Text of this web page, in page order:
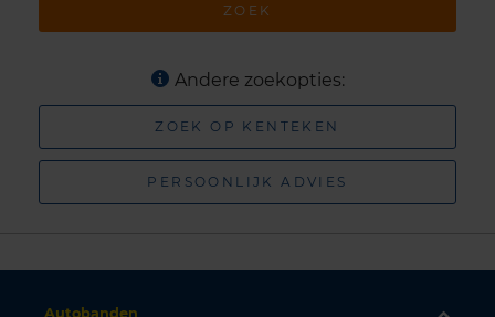
ZOEK
Andere zoekopties:
ZOEK OP KENTEKEN
PERSOONLIJK ADVIES
Autobanden